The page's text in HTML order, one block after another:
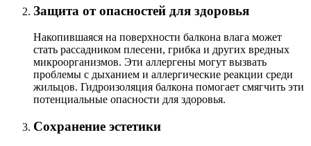
Защита от опасностей для здоровья
Накопившаяся на поверхности балкона влага может
стать рассадником плесени, грибка и других вредных
микроорганизмов. Эти аллергены могут вызвать
проблемы с дыханием и аллергические реакции среди
жильцов. Гидроизоляция балкона помогает смягчить эти
потенциальные опасности для здоровья.
Сохранение эстетики